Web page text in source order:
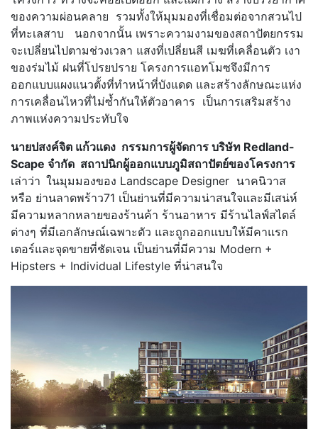
ของความผ่อนคลาย รวมทั้งให้มุมมองที่เชื่อมต่อจากสวนไป
ที่ทะเลสาบ นอกจากนั้น เพราะความงามของสถาปัตยกรรม
จะเปลี่ยนไปตามช่วงเวลา แสงที่เปลี่ยนสี เมฆที่เคลื่อนตัว เงา
ของร่มไม้ ฝนที่โปรยปราย โครงการแอทโมซจึงมีการ
ออกแบบแผงแนวตั้งที่ทำหน้าที่บังแดด และสร้างลักษณะแห่ง
การเคลื่อนไหวที่ไม่ซ้ำกันให้ตัวอาคาร เป็นการเสริมสร้าง
ภาพแห่งความประทับใจ
นายปสงค์จิต แก้วแดง กรรมการผู้จัดการ บริษัท Redland-
Scape จำกัด สถาปนิกผู้ออกแบบภูมิสถาปัตย์ของโครงการ
เล่าว่า ในมุมมองของ Landscape Designer นาคนิวาส
หรือ ย่านลาดพร้าว71 เป็นย่านที่มีความน่าสนใจและมีเสน่ห์
มีความหลากหลายของร้านค้า ร้านอาหาร มีร้านไลฟ์สไตล์
ต่างๆ ที่มีเอกลักษณ์เฉพาะตัว และถูกออกแบบให้มีคาแรก
เตอร์และจุดขายที่ชัดเจน เป็นย่านที่มีความ Modern +
Hipsters + Individual Lifestyle ที่น่าสนใจ